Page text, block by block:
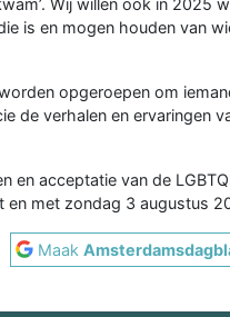
is en mogen houden van
opgeroepen om
de verhalen en ervaringen
en acceptatie van de
en met zondag 3 augustus
Maak